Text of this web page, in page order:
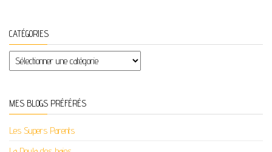
CATÉGORIES
Catégories
MES BLOGS PRÉFÉRÉS
Les Supers Parents